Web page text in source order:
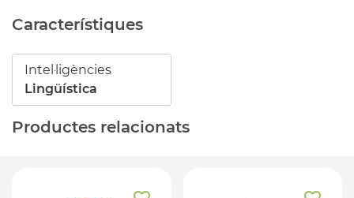
Característiques
Intel·ligències
Lingüística
Productes relacionats